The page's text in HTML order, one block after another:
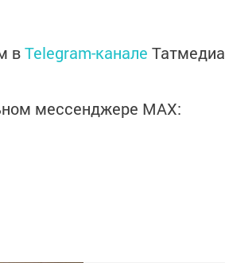
вTelegram-канале Татмедиа
мессенджере MАХ: